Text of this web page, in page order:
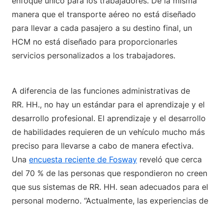
manera que el transporte aéreo no está diseñado
para llevar a cada pasajero a su destino final, un
HCM no está diseñado para proporcionarles
servicios personalizados a los trabajadores.
A diferencia de las funciones administrativas de
RR. HH., no hay un estándar para el aprendizaje y el
desarrollo profesional. El aprendizaje y el desarrollo
de habilidades requieren de un vehículo mucho más
preciso para llevarse a cabo de manera efectiva.
Una encuesta reciente de Fosway reveló que cerca
del 70 % de las personas que respondieron no creen
que sus sistemas de RR. HH. sean adecuados para el
personal moderno. “Actualmente, las experiencias de